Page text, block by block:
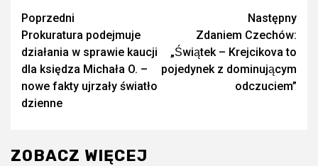
Zobacz
wpisy
Poprzedni
Prokuratura podejmuje
działania w sprawie kaucji
dla księdza Michała O. –
nowe fakty ujrzały światło
dzienne
Następny
Zdaniem Czechów:
„Świątek – Krejcikova to
pojedynek z dominującym
odczuciem”
ZOBACZ WIĘCEJ